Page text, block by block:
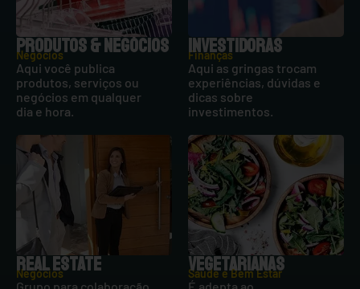
PRODUTOS & NEGÓCIOS
Negócios
Aqui você publica
produtos, serviços ou
negócios em qualquer
dia e hora.
INVESTIDORAS
Finanças
Aqui as gringas trocam
experiências, dúvidas e
dicas sobre
investimentos.
REAL ESTATE
Negócios VEGETARIANAS
Saúde e Bem Estar